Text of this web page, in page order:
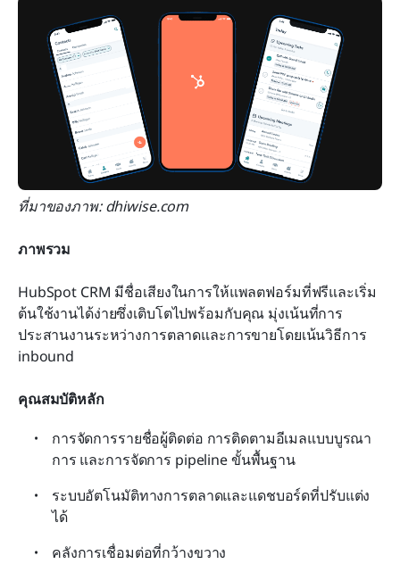
ที่มาของภาพ: dhiwise.com
ภาพรวม
HubSpot CRM มีชื่อเสียงในการให้แพลตฟอร์มที่ฟรีและเริ่ม
ต้นใช้งานได้ง่ายซึ่งเติบโตไปพร้อมกับคุณ มุ่งเน้นที่การ
ประสานงานระหว่างการตลาดและการขายโดยเน้นวิธีการ
inbound
คุณสมบัติหลัก
การจัดการรายชื่อผู้ติดต่อ การติดตามอีเมลแบบบูรณา
การ และการจัดการ pipeline ขั้นพื้นฐาน
ระบบอัตโนมัติทางการตลาดและแดชบอร์ดที่ปรับแต่ง
ได้
คลังการเชื่อมต่อที่กว้างขวาง